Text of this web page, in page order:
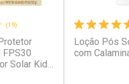
Ativar
(19)
FPS30
Solar Kids
Loção Pós
com